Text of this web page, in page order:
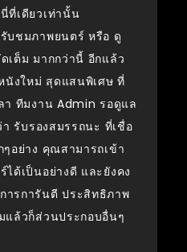
ที่เดียวเท่านั้น
บชมภาพยนตร์ หรือ ดู
เต็ม มากกว่านี้ อีกแล้ว
นังใหม่ สุดแสนพิเศษ ที่
า ทีมงาน Admin รอดูแล
รับรองสมรรถนะ ที่เชื่อ
อย่าง คุณสามารถเข้า
ด้เป็นอย่างดี และยังคง
ารการันตี ประสิทธิภาพ
แล้วก็ส่วนประกอบอื่นๆ